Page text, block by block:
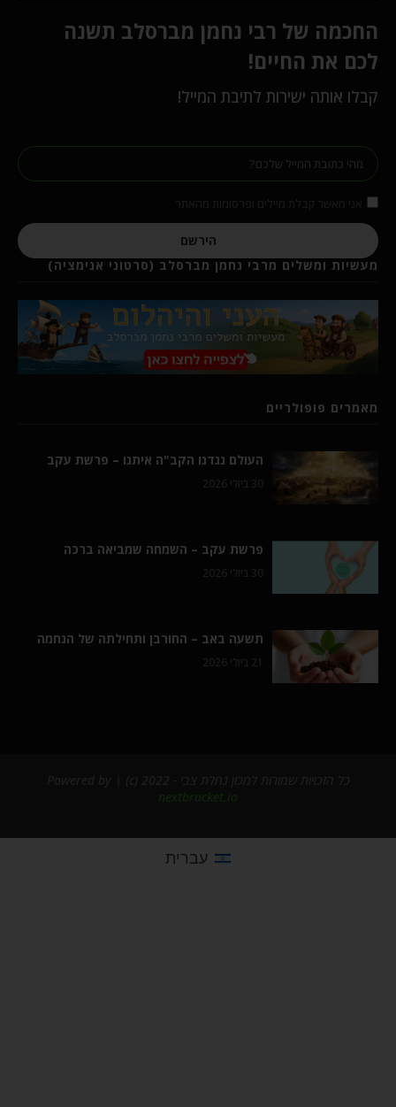
החכמה של רבי נחמן מברסלב תשנה
לכם את החיים!
קבלו אותה ישירות לתיבת המייל!
אני מאשר קבלת מיילים ופרסומות מהאתר
הירשם
מעשיות ומשלים מרבי נחמן מברסלב (סרטוני אנימציה)
מאמרים פופולריים
העולם נגדנו הקב"ה איתנו – פרשת עקב
פרשת עקב – השמחה שמביאה ברכה
תשעה באב – החורבן ותחילתה של הנחמה
nextbracket.io
עברית